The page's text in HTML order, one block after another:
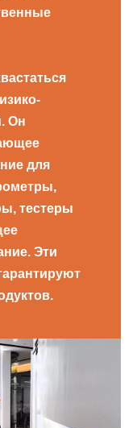
Он
для
тестеры
Эти